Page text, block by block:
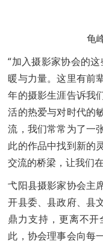
龟
“加入摄影家协会的
暖与力量。这里有前
年的摄影生涯告诉我
活的热爱与对时代的
流，我们常常为了一
此的作品中找到新的
交流的桥梁，让我们
弋阳县摄影家协会主
开县委、县政府、县
鼎力支持，更离不
此，协会理事会向每